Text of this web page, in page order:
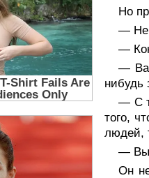
Но
— Не
—
—
нибудь
— С
того,
людей,
— Вы
Он